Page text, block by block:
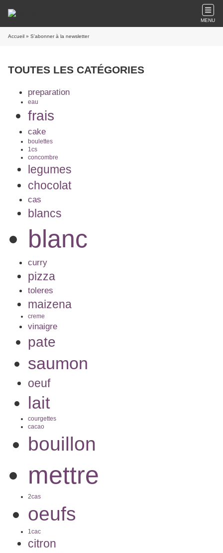
MENU
Accueil » S'abonner à la newsletter
TOUTES LES CATÉGORIES
preparation
eau
frais
cake
boulettes
1cs
concombre
legumes
chocolat
cas
blancs
blanc
curry
pizza
toleres
maizena
creme
vinaigre
pate
saumon
oeuf
lait
courgettes
cacao
bouillon
mettre
2cas
oeufs
1cac
citron